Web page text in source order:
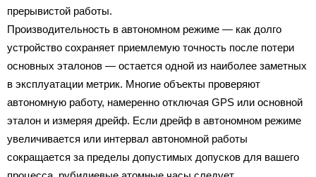
прерывистой работы.
Производительность в автономном режиме — как долго
устройство сохраняет приемлемую точность после потери
основных эталонов — остается одной из наиболее заметных
в эксплуатации метрик. Многие объекты проверяют
автономную работу, намеренно отключая GPS или основной
эталон и измеряя дрейф. Если дрейф в автономном режиме
увеличивается или интервал автономной работы
сокращается за пределы допустимых допусков для вашего